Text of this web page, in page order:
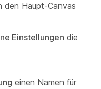
den Haupt-Canvas
Einstellungen die
einen Namen für